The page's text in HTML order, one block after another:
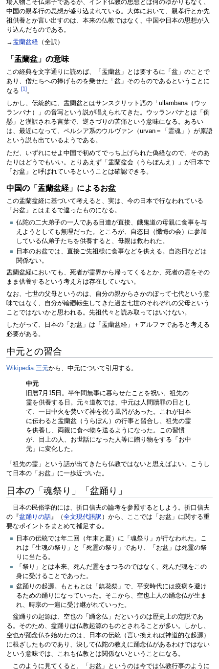
場人物こそ仏弟子であるが、インド仏教の思想とは何のゆかりもなく、
中国の親孝行の思想が盛り込まれている。大体において、親孝行とか先
祖供養とか言い出すのは、本来の仏教ではなく、中国や日本の思想が入
り込んだものである。
→盂蘭盆経（全訳）
「盂蘭盆」の意味
この経典を文字通りに読めば、「盂蘭盆」とは要するに「盆」のことで
あり、僧たちへの捧げものを乗せた「盆」そのものであるということに
なる [1]。
しかし、伝統的に、盂蘭盆とはサンスクリット語の「ullambana（ウッ
ランバナ）」の音写という説が唱えられてきた。ウッランバナとは「倒
懸」と漢訳される言葉で、逆さづりの苦痛という意味になる。あるい
は、最近になって、ペルシア系のウルヴァン（urvan＝「霊魂」）が原語
という説も出ているようである。
ただ、いずれにせよ中国で初めてでっち上げられた偽経なので、そのあ
たりはどうでもいい。とりあえず「盂蘭盆会（うらぼんえ）」が日本で
「お盆」と呼ばれているということは確認できる。
中国の「盂蘭盆経」によるお盆
この盂蘭盆経に基づいて考えると、実は、今の日本で行なわれている
「お盆」とはまるで違ったものになる。
仏陀の二大弟子の一人である目連が直接、餓鬼道の母親に食事を与
えようとしても無理だった。ところが、自恣日（懺悔の会）に参加
している仏弟子たちを供養すると、母親は救われた。
日本のお盆では、直接ご先祖様に食事などを供える。自恣日などは
関係ない。
盂蘭盆経においても、死者が霊界から帰ってくるとか、死者の霊をその
まま供養するという考え方は存在していない。
なお、七世の父母というのは、自分の親からさかのぼって七代という意
味ではなく、自分が輪廻転生してきた過去七世のそれぞれの父母という
ことではないかと思われる。先祖代々と読み取ってはいけない。
したがって、日本の「お盆」は「盂蘭盆経」＋アルファであると考える
必要がある。
中元との習合
Wikipedia:三元から、中元について引用する。
中元
旧暦7月15日。半年間無事に暮らせたことを祝い、祖先の
霊を供養する日。元々道教では、中元は人間贖罪の日とし
て、一日中火を焚いて神を祝う風習があった。これが日本
に伝わると盂蘭盆（うらぼん）の行事と習合し、祖先の霊
を供養し、両親に食べ物を送るようになった。この習慣
が、目上の人、お世話になった人等に贈り物をする「お中
元」に変化した。
「祖先の霊」という話が出てきたら仏教ではないと思えばよい。こうし
て日本の「お盆」に一歩近づいた。
日本の「魂祭り」「盆踊り」
日本の民俗学的には、折口信夫の論考を参照するとしよう。折口信夫
の『盆踊りの話』（全文現代語訳 ）から、ここでは「お盆」に関する重
要なポイントをまとめて補足する。
日本の伝統では年二回（年末と夏）に「魂祭り」が行なわれた。こ
れは「生魂の祭り」と「死霊の祭り」であり、「お盆」は死霊の祭
りに当たる。
「祭り」とは本来、死んだ霊をまつるのではなく、死んだ魂をこの
身に受けることであった。
盆踊りの起源。もともとは「鎮花祭」で、平安時代には疫病を避け
るための踊りになっていった。そこから、空也上人の踊念仏が生ま
れ、時宗の一遍に受け継がれていった。
盆踊りの起源は、空也の「踊念仏」だというのは歴史上の定説であ
る。そのため、盆踊りは仏教起源のものとされることが多い。しかし、
空也が踊念仏を始めたのは、日本の伝統（言い換えれば神道的な起源）
に根ざしたものであり、決して仏陀の教えに踊念仏があるわけではない
という意味では、これも仏教とは関係ないということになる。
このように見てくると、「お盆」というのは今では仏教行事のように